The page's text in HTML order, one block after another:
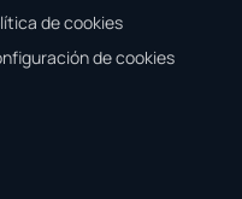
de cookies
de cookies